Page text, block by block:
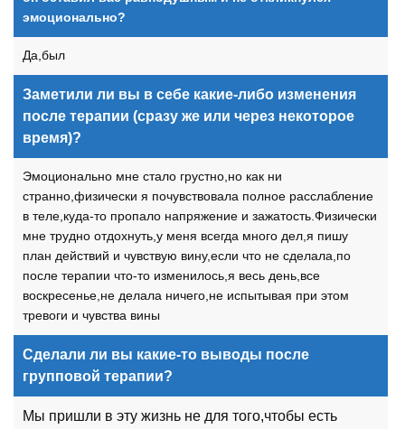
эмоционально?
Да,был
Заметили ли вы в себе какие-либо изменения
после терапии (сразу же или через некоторое
время)?
Эмоционально мне стало грустно,но как ни
странно,физически я почувствовала полное расслабление
в теле,куда-то пропало напряжение и зажатость.Физически
мне трудно отдохнуть,у меня всегда много дел,я пишу
план действий и чувствую вину,если что не сделала,по
после терапии что-то изменилось,я весь день,все
воскресенье,не делала ничего,не испытывая при этом
тревоги и чувства вины
Сделали ли вы какие-то выводы после
групповой терапии?
Мы пришли в эту жизнь не для того,чтобы есть